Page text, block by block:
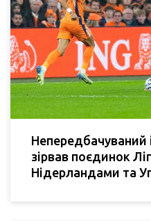
зірвав поєдинок
Нідерландами та